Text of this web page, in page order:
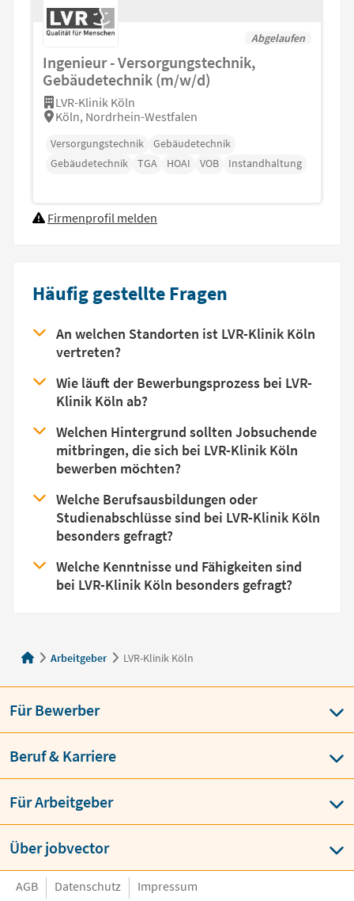
Abgelaufen
Ingenieur - Versorgungstechnik,
Gebäudetechnik (m/w/d)
LVR-Klinik Köln
Köln, Nordrhein-Westfalen
Versorgungstechnik
Gebäudetechnik
Gebäudetechnik
TGA HOAI VOB Instandhaltung
Firmenprofil melden
Häufig gestellte Fragen
An welchen Standorten ist LVR-Klinik Köln
vertreten?
Wie läuft der Bewerbungsprozess bei LVR-
Klinik Köln ab?
Welchen Hintergrund sollten Jobsuchende
mitbringen, die sich bei LVR-Klinik Köln
bewerben möchten?
Welche Berufsausbildungen oder
Studienabschlüsse sind bei LVR-Klinik Köln
besonders gefragt?
Welche Kenntnisse und Fähigkeiten sind
bei LVR-Klinik Köln besonders gefragt?
Arbeitgeber LVR-Klinik Köln
Für Bewerber
Beruf & Karriere
Für Arbeitgeber
Über jobvector
AGB Datenschutz Impressum